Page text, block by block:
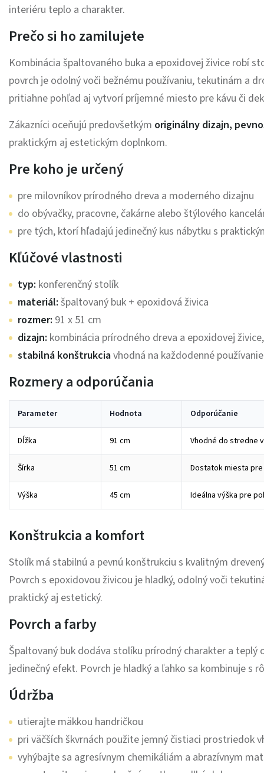
interiéru teplo a charakter.
Prečo si ho zamilujete
Kombinácia špaltovaného buka a epoxidovej živice robí
povrch je odolný voči bežnému používaniu, tekutinám a
pritiahne pohľad aj vytvorí príjemné miesto pre kávu či
Zákazníci oceňujú predovšetkým originálny dizajn,
praktickým aj estetickým doplnkom.
Pre koho je určený
pre milovníkov prírodného dreva a moderného dizajnu
do obývačky, pracovne, čakárne alebo štýlového
pre tých, ktorí hľadajú jedinečný kus nábytku s
Kľúčové vlastnosti
typ: konferenčný stolík
materiál: špaltovaný buk + epoxidová živica
rozmer: 91 x 51 cm
dizajn: kombinácia prírodného dreva a epoxidovej
stabilná konštrukciavhodná na každodenné používanie
Rozmery a odporúčania
Parameter Hodnota Odporúčanie
Dĺžka 91 cm Vhodné do stredne
Šírka 51 cm Dostatok miesta
Výška 45 cm Ideálna výška pre
Konštrukcia a komfort
Stolík má stabilnú a pevnú konštrukciu s kvalitným
Povrch s epoxidovou živicou je hladký, odolný voči
praktický aj estetický.
Povrch a farby
Špaltovaný buk dodáva stolíku prírodný charakter a
jedinečný efekt. Povrch je hladký a ľahko sa kombinuje s
Údržba
utierajte mäkkou handričkou
pri väčších škvrnách použite jemný čistiaci prostriedok
vyhýbajte sa agresívnym chemikáliám a abrazívnym